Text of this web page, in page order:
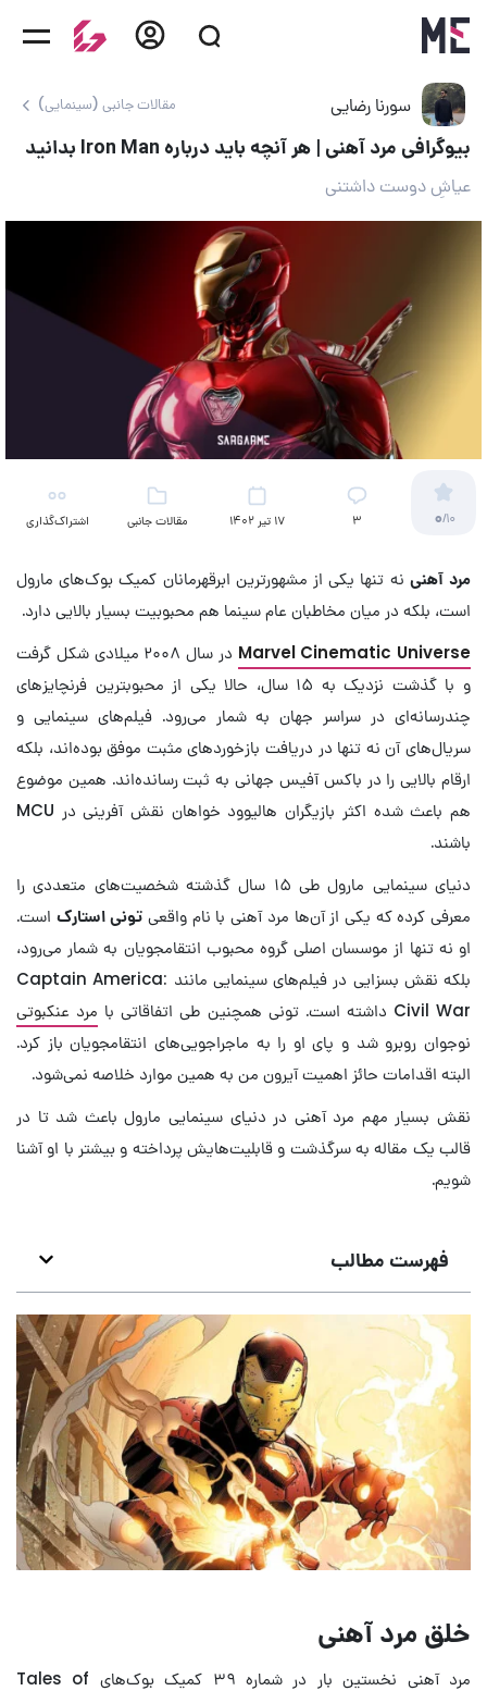
سورنا رضایی مقالات جانبی (سینمایی)
بیوگرافی مرد آهنی | هر آنچه باید درباره Iron Man بدانید
عیاشِ دوست داشتنی
0/10
3 17 تیر 1402
مقالات جانبی
اشتراک‌گذاری
مرد آهنی نه تنها یکی از مشهورترین ابرقهرمانان کمیک بوک‌های مارول
است، بلکه در میان مخاطبان عام سینما هم محبوبیت بسیار بالایی دارد.
Marvel Cinematic Universe
در سال ۲۰۰۸ میلادی شکل گرفت
و با گذشت نزدیک به ۱۵ سال، حالا یکی از محبوبترین فرنچایزهای
چندرسانه‌ای در سراسر جهان به شمار می‌رود. فیلم‌های سینمایی و
سریال‌های آن نه تنها در دریافت بازخوردهای مثبت موفق بوده‌اند، بلکه
ارقام بالایی را در باکس آفیس جهانی به ثبت رسانده‌اند. همین موضوع
هم باعث شده اکثر بازیگران هالیوود خواهان نقش آفرینی در MCU
باشند.
دنیای سینمایی مارول طی ۱۵ سال گذشته شخصیت‌های متعددی را
معرفی کرده که یکی از آن‌ها مرد آهنی با نام واقعی تونی استارک است.
او نه تنها از موسسان اصلی گروه محبوب انتقامجویان به شمار می‌رود،
بلکه نقش بسزایی در فیلم‌های سینمایی مانند Captain America:
Civil War داشته است. تونی همچنین طی اتفاقاتی با
مرد عنکبوتی
نوجوان روبرو شد و پای او را به ماجراجویی‌های انتقامجویان باز کرد.
البته اقدامات حائز اهمیت آیرون من به همین موارد خلاصه نمی‌شود.
نقش بسیار مهم مرد آهنی در دنیای سینمایی مارول باعث شد تا در
قالب یک مقاله به سرگذشت و قابلیت‌هایش پرداخته و بیشتر با او آشنا
شویم.
فهرست مطالب
خلق مرد آهنی
مرد آهنی نخستین بار در شماره ۳۹ کمیک بوک‌های Tales of